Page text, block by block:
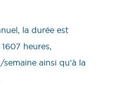
la durée est
heures,
ainsi qu’à la